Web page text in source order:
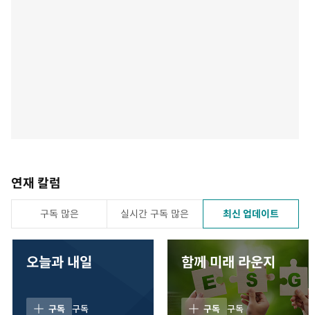
연재 칼럼
구독 많은 실시간 구독 많은 최신 업데이트
오늘과 내일
구독 구독
함께 미래 라운지
구독 구독